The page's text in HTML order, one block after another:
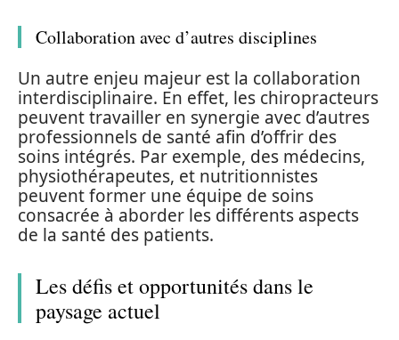
Collaboration avec d’autres disciplines
Un autre enjeu majeur est la collaboration
interdisciplinaire. En effet, les chiropracteurs
peuvent travailler en synergie avec d’autres
professionnels de santé afin d’offrir des
soins intégrés. Par exemple, des médecins,
physiothérapeutes, et nutritionnistes
peuvent former une équipe de soins
consacrée à aborder les différents aspects
de la santé des patients.
Les défis et opportunités dans le
paysage actuel